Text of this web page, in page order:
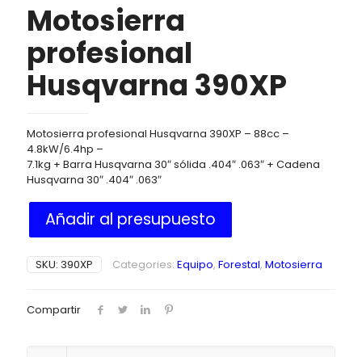
Motosierra
profesional
Husqvarna 390XP
Motosierra profesional Husqvarna 390XP – 88cc –
4.8kW/6.4hp –
7.1kg + Barra Husqvarna 30″ sólida .404″ .063″ + Cadena
Husqvarna 30″ .404″ .063″
Añadir al presupuesto
SKU: 390XP Categories: Equipo, Forestal, Motosierra
Compartir